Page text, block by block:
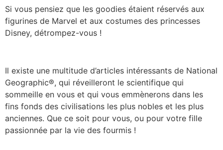
Si vous pensiez que les goodies étaient réservés aux
figurines de Marvel et aux costumes des princesses
Disney, détrompez-vous !
Il existe une multitude d’articles intéressants de National
Geographic®, qui réveilleront le scientifique qui
sommeille en vous et qui vous emmènerons dans les
fins fonds des civilisations les plus nobles et les plus
anciennes. Que ce soit pour vous, ou pour votre fille
passionnée par la vie des fourmis !